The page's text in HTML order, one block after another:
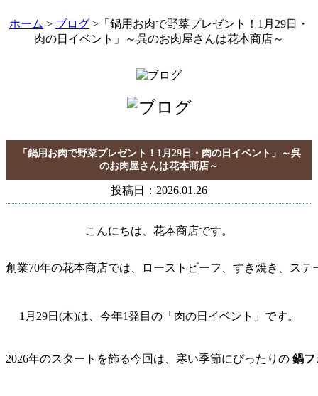
ホーム > ブログ >「鍋用お肉で野菜プレゼント！1月29日・
肉の日イベント」～呉のお肉屋さんは花本商店～
「鍋用お肉で野菜プレゼント！1月29日・肉の日イベント」～呉
のお肉屋さんは花本商店～
投稿日：2026.01.26
こんにちは、花本商店です。
創業70年の花本商店では、ローストビーフ、すき焼き、ス
1月29日(木)は、今年1発目の「肉の日イベント」です。
2026年のスタートを飾る今回は、寒い季節にぴったりの 鍋フ